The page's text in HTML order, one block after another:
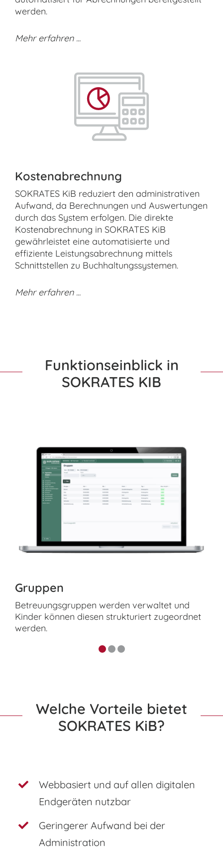
werden.
Mehr erfahren ...
Kostenabrechnung
SOKRATES KiB reduziert den administrativen
Aufwand, da Berechnungen und Auswertungen
durch das System erfolgen. Die direkte
Kostenabrechnung in SOKRATES KiB
gewährleistet eine automatisierte und
effiziente Leistungsabrechnung mittels
Schnittstellen zu Buchhaltungssystemen.
Mehr erfahren ...
Funktionseinblick in
SOKRATES KIB
Gruppen
Betreuungsgruppen werden verwaltet und
Kinder können diesen strukturiert zugeordnet
werden.
Welche Vorteile bietet
SOKRATES KiB?
Webbasiert und auf allen digitalen
Endgeräten nutzbar
Geringerer Aufwand bei der
Administration